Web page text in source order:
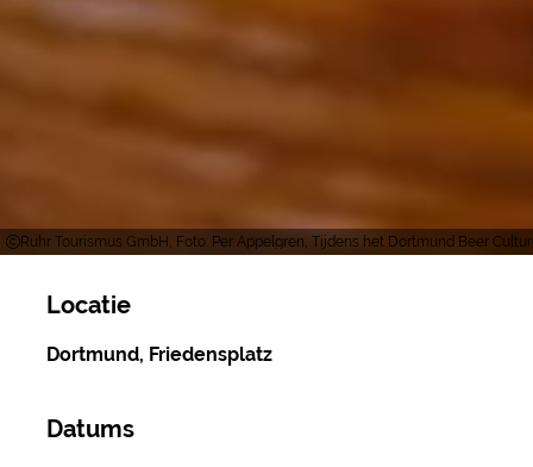
Ruhr Tourismus GmbH, Foto: Per Appelgren, Tijdens het Dortmund Beer
Locatie
Dortmund, Friedensplatz
Datums